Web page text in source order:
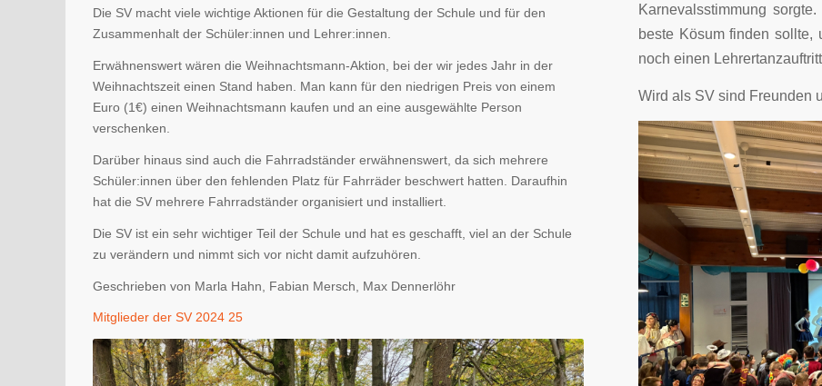
Die SV macht viele wichtige Aktionen für die Gestaltung der Schule und für den
Zusammenhalt der Schüler:innen und Lehrer:innen.
Erwähnenswert wären die Weihnachtsmann-Aktion, bei der wir jedes Jahr in der
Weihnachtszeit einen Stand haben. Man kann für den niedrigen Preis von einem
Euro (1€) einen Weihnachtsmann kaufen und an eine ausgewählte Person
verschenken.
Darüber hinaus sind auch die Fahrradständer erwähnenswert, da sich mehrere
Schüler:innen über den fehlenden Platz für Fahrräder beschwert hatten. Daraufhin
hat die SV mehrere Fahrradständer organisiert und installiert.
Die SV ist ein sehr wichtiger Teil der Schule und hat es geschafft, viel an der Schule
zu verändern und nimmt sich vor nicht damit aufzuhören.
Geschrieben von Marla Hahn, Fabian Mersch, Max Dennerlöhr
Mitglieder der SV 2024 25
Karnevalsstimmung
beste Kösum finden
noch einen
Wird als SV sind Freunden